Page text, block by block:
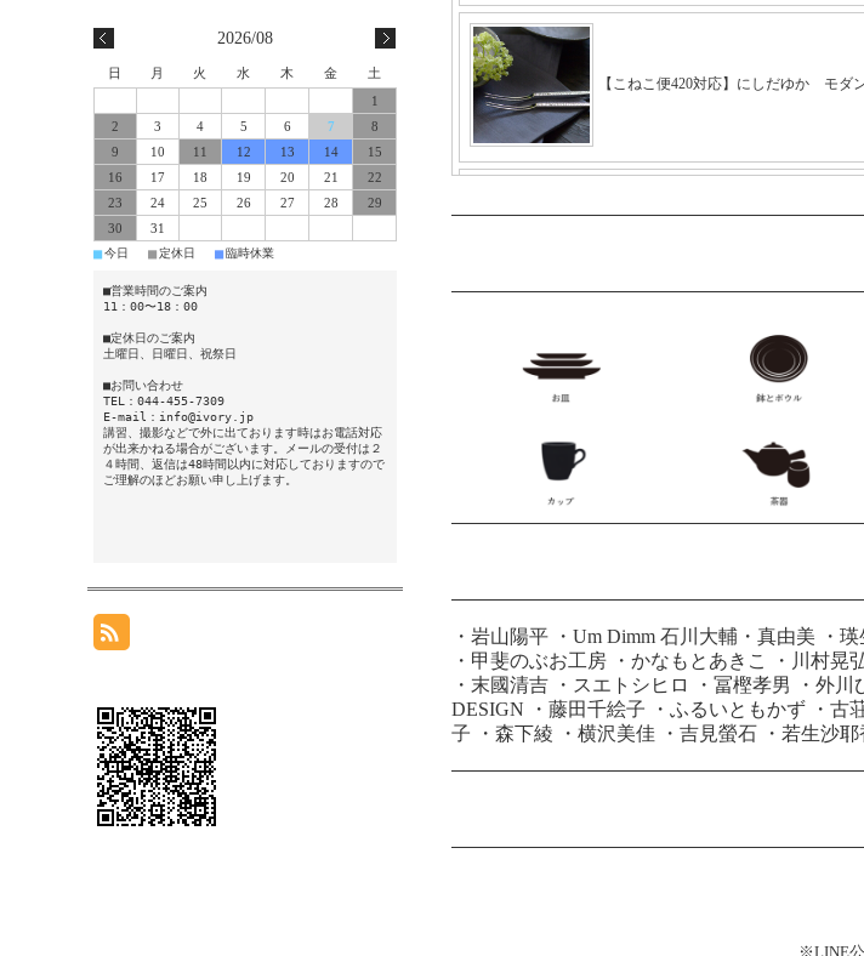
・ 岩山陽平 ・ Um Dimm 石川大輔・真由美 ・ 瑛
・ 甲斐のぶお工房 ・ かなもとあきこ ・ 川村晃
・ 末國清吉 ・ スエトシヒロ ・ 冨樫孝男 ・ 外川
DESIGN
・ 藤田千絵子 ・ ふるいともかず ・ 古
子
・ 森下綾 ・ 横沢美佳 ・ 吉見螢石 ・ 若生沙耶
※LINE公
2026/08
日 月 火 水 木 金
土
1
2
3 4 5 6 7
8
9
10 11 12 13 14
15
16
17 18 19 20 21
22
23
24 25 26 27 28
29
30
31
■今日 ■定休日 ■臨時休業
■営業時間のご案内
11：00〜18：00
■定休日のご案内
土曜日、日曜日、祝祭日
■お問い合わせ
TEL：044-455-7309
E-mail：info@ivory.jp
講習、撮影などで外に出ております時はお電話対応
が出来かねる場合がございます。メールの受付は２
４時間、返信は48時間以内に対応しておりますので
ご理解のほどお願い申し上げます。